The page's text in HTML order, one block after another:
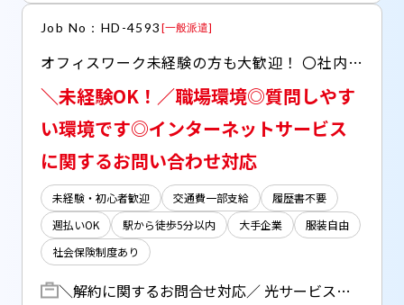
Job No：HD-4593 [一般派遣]
オフィスワーク未経験の方も大歓迎！ 〇社内コンビニあり 〇社員食堂(300～500円程度)あり 〇回廊に設けたリフレッシュエリア＆中庭あり 〇充電用コンセント・無料Wi-Fiあり 〇近くにはショッピングセンターあり
＼未経験OK！／職場環境◎質問しやす
い環境です◎インターネットサービス
に関するお問い合わせ対応
未経験・初心者歓迎 交通費一部支給
履歴書不要
週払いOK
駅から徒歩5分以内 大手企業
服装自由
社会保険制度あり
＼解約に関するお問合せ対応／ 光サービスご利用中のお客様から解約に関するお問い合せ対応をお任せします！ 具体的には・・・ 解約意向のお客様に対して、利用ニーズのヒアリング、キャンペーン等のご案内を行い解約を抑止していただきます。 ・対応履歴の専用システムへの入力 ・契約内容変更 ・解約時のシステム処理 など ／ サポートするリーダーやSVが居るので困ったことがあればスグに聞ける環境です♪ ＼ 【研修期間】 座学研修：14日 OJT：6日